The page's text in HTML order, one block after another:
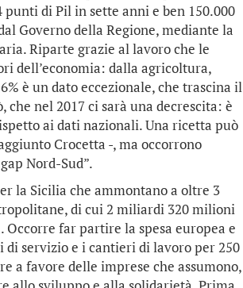
di Pil in sette anni e ben 150.000
Governo della Regione, mediante la
Riparte grazie al lavoro che le
dell’economia: dalla agricoltura,
è un dato eccezionale, che trascina il
nel 2017 ci sarà una decrescita: è
ai dati nazionali. Una ricetta può
Crocetta -, ma occorrono
Nord-Sud”.
la Sicilia che ammontano a oltre 3
di cui 2 miliardi 320 milioni
Occorre far partire la spesa europea e
servizio e i cantieri di lavoro per 250
a favore delle imprese che assumono,